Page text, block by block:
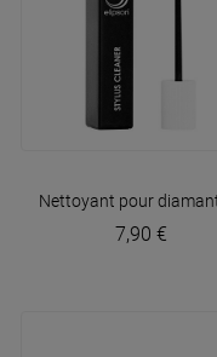
Nettoyant pour
7,90 €